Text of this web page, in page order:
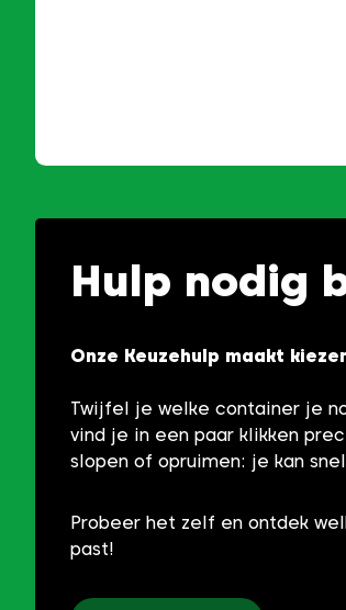
Hulp nodig
Onze Keuzehulp maakt
Twijfel je welke container je
vind je in een paar klikken
slopen of opruimen: je kan
Probeer het zelf en ontdek
past!